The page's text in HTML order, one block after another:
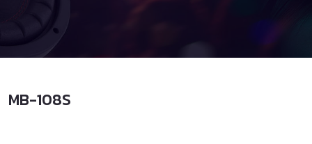
MB-108S